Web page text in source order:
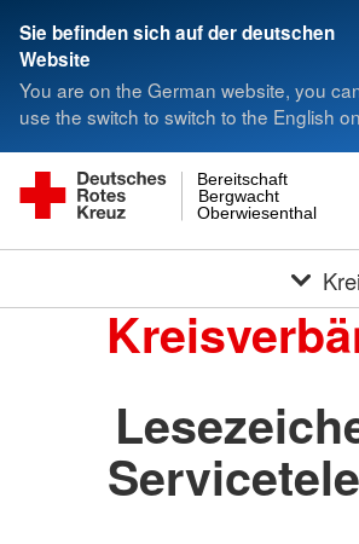
Sie befinden sich auf der deutschen
Website
You are on the German website, you
use the switch to switch to the English
Oberwiesenthal
Bergwacht
Bereitschaft